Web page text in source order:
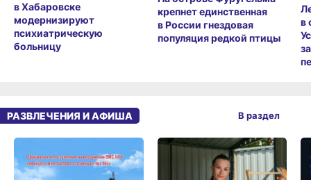
Реабилитация и комфорт:
в Хабаровске
модернизируют
психиатрическую
На острове Фуругельма
крепнет единственная
в России гнездовая
в